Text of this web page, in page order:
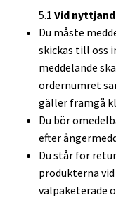
5.1 Vid
Du måste
skickas till oss
meddelande
ordernumret
gäller framgå
Du bör
efter
Du står för
produkterna
välpaketerade